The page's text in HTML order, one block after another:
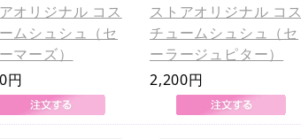
オリジナル コス
ムシュシュ（セ
マーズ）
円
ストアオリジナル コス
チュームシュシュ（セ
ーラージュピター）
2,200円